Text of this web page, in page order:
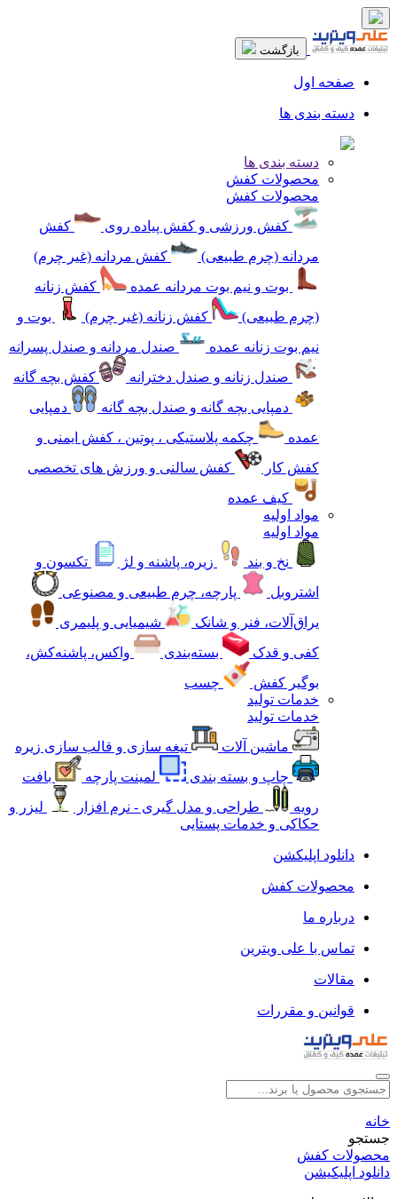
بازگشت
صفحه اول
دسته بندی ها
دسته بندی ها
محصولات کفش
محصولات کفش
کفش ورزشی و کفش پیاده روی
کفش
مردانه (چرم طبیعی)
کفش مردانه (غیر چرم)
بوت و نیم بوت مردانه عمده
کفش زنانه
(چرم طبیعی)
کفش زنانه (غیر چرم)
بوت و
نیم بوت زنانه عمده
صندل مردانه و صندل پسرانه
صندل زنانه و صندل دخترانه
کفش بچه گانه
دمپایی بچه گانه و صندل بچه گانه
دمپایی
عمده
چکمه پلاستیکی ، پوتین ، کفش ایمنی و
کفش کار
کفش سالنی و ورزش های تخصصی
کیف عمده
مواد اولیه
مواد اولیه
نخ و بند
زیره، پاشنه و لژ
تکسون و
اشتروبل
پارچه، چرم طبیعی و مصنوعی
یراق‌آلات، فنر و شانک
شیمیایی و پلیمری
کفی و قدک
بسته‌بندی
واکس، پاشنه‌کش،
بوگیر کفش
چسب
خدمات تولید
خدمات تولید
ماشین آلات
تیغه سازی و قالب سازی زیره
چاپ و بسته بندی
لمینت پارچه
بافت
رویه
طراحی و مدل گیری - نرم افزار
لیزر و
حکاکی و خدمات پستایی
دانلود اپلیکشن
محصولات کفش
درباره ما
تماس با علی ویترین
مقالات
قوانین و مقررات
خانه
جستجو
محصولات کفش
دانلود اپلیکیشن